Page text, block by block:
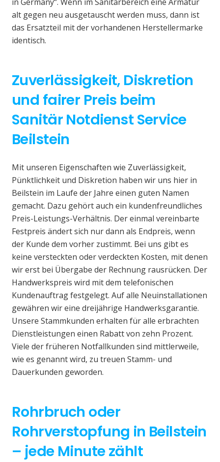
alt gegen neu ausgetauscht werden muss, dann ist
das Ersatzteil mit der vorhandenen Herstellermarke
identisch.
Zuverlässigkeit, Diskretion
und fairer Preis beim
Sanitär Notdienst Service
Beilstein
Mit unseren Eigenschaften wie Zuverlässigkeit,
Pünktlichkeit und Diskretion haben wir uns hier in
Beilstein im Laufe der Jahre einen guten Namen
gemacht. Dazu gehört auch ein kundenfreundliches
Preis-Leistungs-Verhältnis. Der einmal vereinbarte
Festpreis ändert sich nur dann als Endpreis, wenn
der Kunde dem vorher zustimmt. Bei uns gibt es
keine versteckten oder verdeckten Kosten, mit denen
wir erst bei Übergabe der Rechnung rausrücken. Der
Handwerkspreis wird mit dem telefonischen
Kundenauftrag festgelegt. Auf alle Neuinstallationen
gewähren wir eine dreijährige Handwerksgarantie.
Unsere Stammkunden erhalten für alle erbrachten
Dienstleistungen einen Rabatt von zehn Prozent.
Viele der früheren Notfallkunden sind mittlerweile,
wie es genannt wird, zu treuen Stamm- und
Dauerkunden geworden.
Rohrbruch oder
Rohrverstopfung in Beilstein
– jede Minute zählt